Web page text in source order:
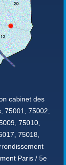
cabinet des
75001, 75002,
75010,
75018,
Paris / 5e